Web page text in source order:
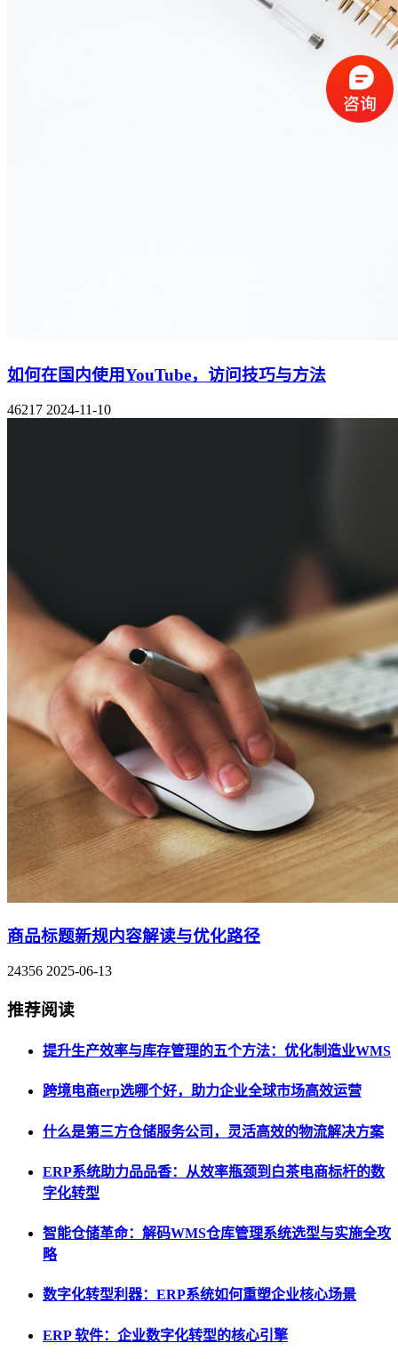
如何在国内使用YouTube，访问技巧与方法
46217 2024-11-10
商品标题新规内容解读与优化路径
24356 2025-06-13
推荐阅读
提升生产效率与库存管理的五个方法：优化制造业WMS
跨境电商erp选哪个好，助力企业全球市场高效运营
什么是第三方仓储服务公司，灵活高效的物流解决方案
ERP系统助力品品香：从效率瓶颈到白茶电商标杆的数
字化转型
智能仓储革命：解码WMS仓库管理系统选型与实施全攻
略
数字化转型利器：ERP系统如何重塑企业核心场景
ERP 软件：企业数字化转型的核心引擎